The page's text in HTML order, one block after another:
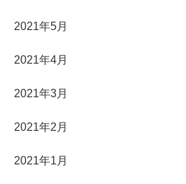
2021年5月
2021年4月
2021年3月
2021年2月
2021年1月